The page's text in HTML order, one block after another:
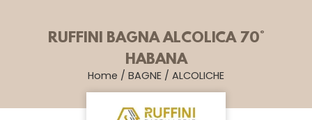
RUFFINI BAGNA ALCOLICA 70°
HABANA
Home / BAGNE / ALCOLICHE